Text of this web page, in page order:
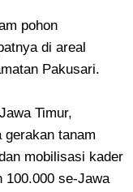
pohon
di areal
Pakusari.
Timur,
gerakan tanam
mobilisasi kader
100.000 se-Jawa